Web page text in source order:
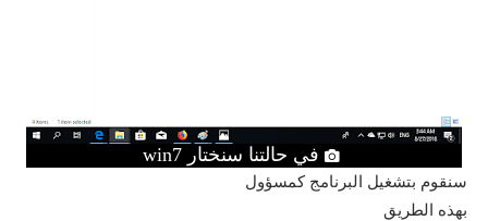
في حالتنا سنختار win7
سنقوم بتشغيل البرنامج كمسؤول
بهذه الطريق